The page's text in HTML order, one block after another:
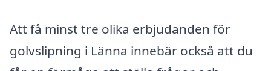
Att få minst tre olika erbjudanden för
golvslipning i Länna innebär också att du